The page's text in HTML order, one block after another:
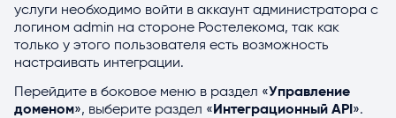
услуги необходимо войти в аккаунт администратора с
логином admin на стороне Ростелекома, так как
только у этого пользователя есть возможность
настраивать интеграции.
Перейдите в боковое меню в раздел «Управление
доменом», выберите раздел « Интеграционный API ».